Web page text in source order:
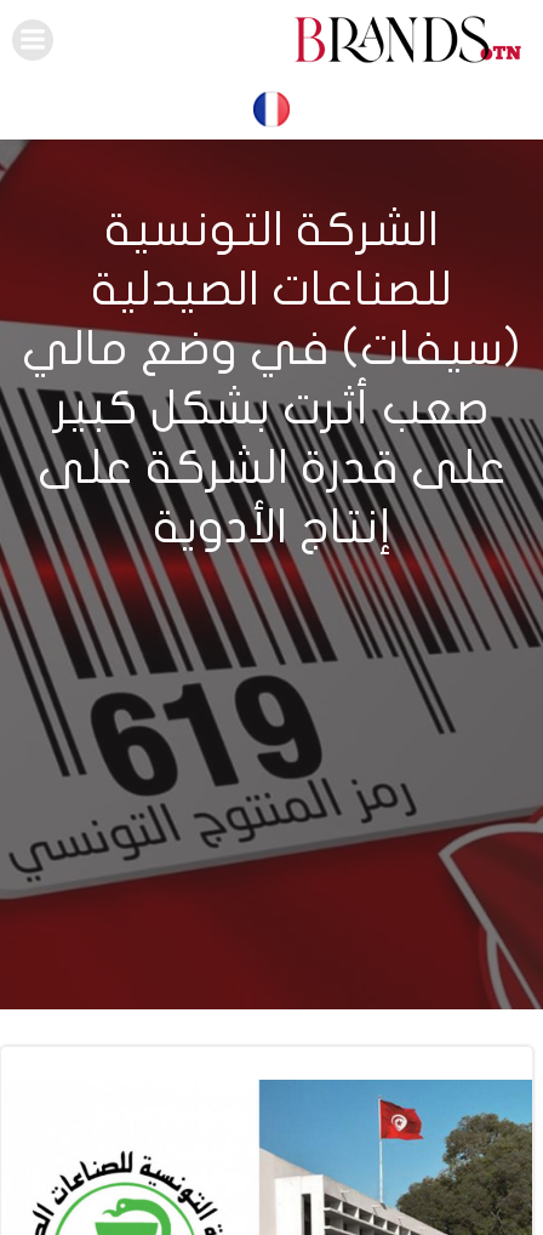
الشركة التونسية
للصناعات الصيدلية
(سيفات) في وضع مالي
صعب أثرت بشكل كبير
على قدرة الشركة على
إنتاج الأدوية